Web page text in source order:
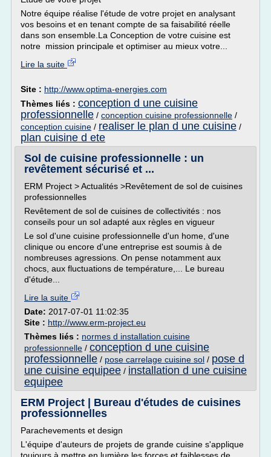
Notre équipe réalise l'étude de votre projet en analysant
vos besoins et en tenant compte de sa faisabilité réelle
dans son ensemble.La Conception de votre cuisine est
notre mission principale et optimiser au mieux votre...
Lire la suite
Site : http://www.optima-energies.com
Thèmes liés : conception d une cuisine
professionnelle / conception cuisine professionnelle /
conception cuisine / realiser le plan d une cuisine /
plan cuisine d ete
Sol de cuisine professionnelle : un
revêtement sécurisé et ...
ERM Project > Actualités >Revêtement de sol de cuisines
professionnelles
Revêtement de sol de cuisines de collectivités : nos
conseils pour un sol adapté aux règles en vigueur
Le sol d'une cuisine professionnelle d'un home, d'une
clinique ou encore d'une entreprise est soumis à de
nombreuses agressions. On pense notamment aux
chocs, aux fluctuations de température,... Le bureau
d'étude...
Lire la suite
Date: 2017-07-01 11:02:35
Site : http://www.erm-project.eu
Thèmes liés : normes d installation cuisine
professionnelle / conception d une cuisine
professionnelle / pose carrelage cuisine sol / pose d
une cuisine equipee / installation d une cuisine
equipee
ERM Project | Bureau d'études de cuisines
professionnelles
Parachevements et design
L'équipe d'auteurs de projets de grande cuisine s'applique